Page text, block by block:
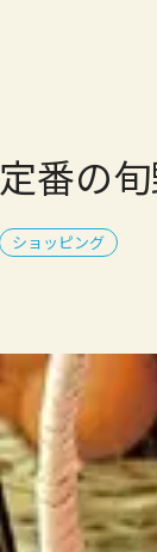
定番の
ショッピング